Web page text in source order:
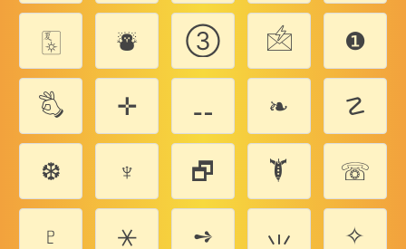
🀧
⛇ ➂ 🖄
❶
🖏
✛ ⚋ ❧
☡
❆
♆ 🗗 🙯
☏
♇
⚹ ➺ 🗤 ✧